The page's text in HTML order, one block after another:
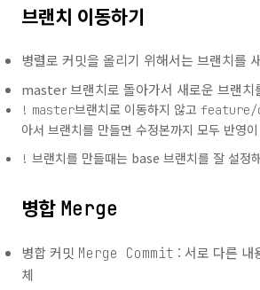
브랜치 이동하기
병렬로 커밋을 올리기 위해서는 브랜치를
master 브랜치로 돌아가서 새로운 브랜치
! master브랜치로 이동하지 않고 feature/
아서 브랜치를 만들면 수정본까지 모두 반영
! 브랜치를 만들때는 base 브랜치를 잘 설정
병합 Merge
병합 커밋 Merge Commit : 서로 다른 내
체